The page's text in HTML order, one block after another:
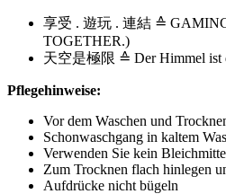
享受 . 遊玩 . 連結 ≙
TOGETHER.)
天空是極限 ≙ Der Himmel ist
Pflegehinweise:
Vor dem Waschen und
Schonwaschgang in kaltem
Verwenden Sie kein
Zum Trocknen flach hinlegen
Aufdrücke nicht bügeln